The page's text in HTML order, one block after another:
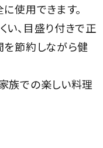
使用できます。
、目盛り付きで正
を節約しながら健
族での楽しい料理